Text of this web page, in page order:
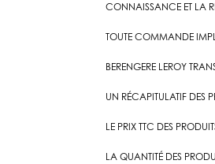
CONNAISSANCE ET LA
TOUTE COMMANDE
BERENGERE LEROY
UN RÉCAPITULATIF DES
LE PRIX TTC DES
LA QUANTITÉ DES